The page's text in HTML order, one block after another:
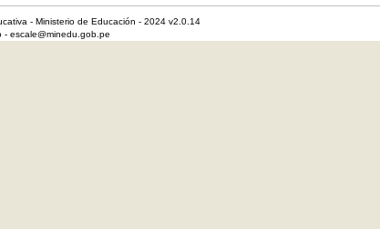
- Ministerio de Educación - 2024 v2.0.14
- escale@minedu.gob.pe